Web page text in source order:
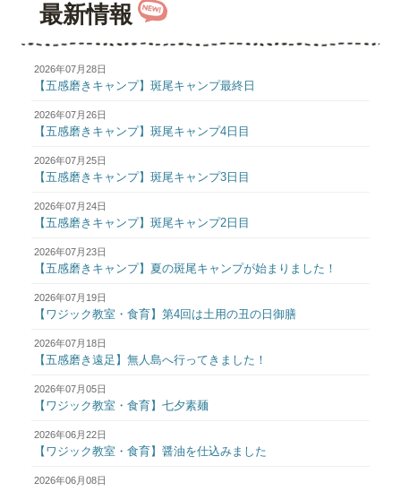
最新情報
2026年07月28日
【五感磨きキャンプ】斑尾キャンプ最終日
2026年07月26日
【五感磨きキャンプ】斑尾キャンプ4日目
2026年07月25日
【五感磨きキャンプ】斑尾キャンプ3日目
2026年07月24日
【五感磨きキャンプ】斑尾キャンプ2日目
2026年07月23日
【五感磨きキャンプ】夏の斑尾キャンプが始まりました！
2026年07月19日
【ワジック教室・食育】第4回は土用の丑の日御膳
2026年07月18日
【五感磨き遠足】無人島へ行ってきました！
2026年07月05日
【ワジック教室・食育】七夕素麺
2026年06月22日
【ワジック教室・食育】醤油を仕込みました
2026年06月08日